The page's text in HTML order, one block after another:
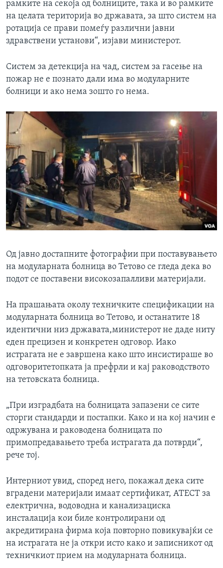
рамките на секоја од болниците, така и во рамките
на целата територија во државата, за што систем на
ротација се прави помеѓу различни јавни
здравствени установи“, изјави министерот.
Систем за детекција на чад, систем за гасење на
пожар не е познато дали има во модуларните
болници и ако нема зошто го нема.
Од јавно достапните фотографии при поставувањето
на модуларната болница во Тетово се гледа дека во
подот се поставени високозапалливи материјали.
На прашањата околу техничките спецификации на
модуларната болница во Тетово, и останатите 18
идентични низ државата,министерот не даде ниту
еден прецизен и конкретен одговор. Иако
истрагата не е завршена како што инсистираше во
одговоритетопката ја префрли и кај раководството
на тетовската болница.
„При изградбата на болницата запазени се сите
сторги стандарди и постапки. Како и на кој начин е
одржувана и раководена болницата по
примопредавањето треба истрагата да потврди“,
рече тој.
Интерниот увид, според него, покажал дека сите
вградени материјали имаат сертификат, АТЕСТ за
електрична, водоводна и канализациска
инсталација кои биле контролирани од
акредитирана фирма која повторно повикувајќи се
на истрагата не ја откри исто како и записникот од
техничкиот прием на модуларната болница.